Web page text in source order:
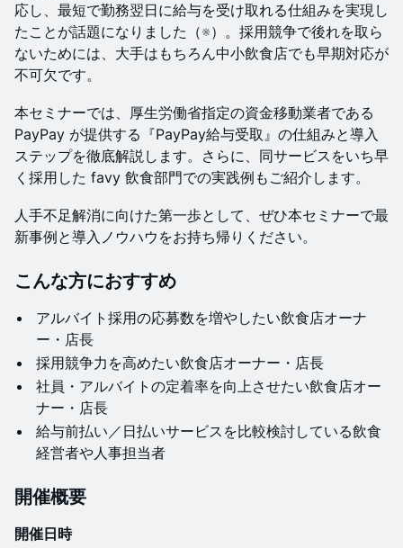
応し、最短で勤務翌日に給与を受け取れる仕組みを実現し
たことが話題になりました（※）。採用競争で後れを取ら
ないためには、大手はもちろん中小飲食店でも早期対応が
不可欠です。
本セミナーでは、厚生労働省指定の資金移動業者である
PayPay が提供する『PayPay給与受取』の仕組みと導入
ステップを徹底解説します。さらに、同サービスをいち早
く採用した favy 飲食部門での実践例もご紹介します。
人手不足解消に向けた第一歩として、ぜひ本セミナーで最
新事例と導入ノウハウをお持ち帰りください。
​​​​​こんな方におすすめ
アルバイト採用の応募数を増やしたい飲食店オーナ
ー・店長
採用競争力を高めたい飲食店オーナー・店長
社員・アルバイトの定着率を向上させたい飲食店オー
ナー・店長
給与前払い／日払いサービスを比較検討している飲食
経営者や人事担当者
​​​​​開催概要
開催日時